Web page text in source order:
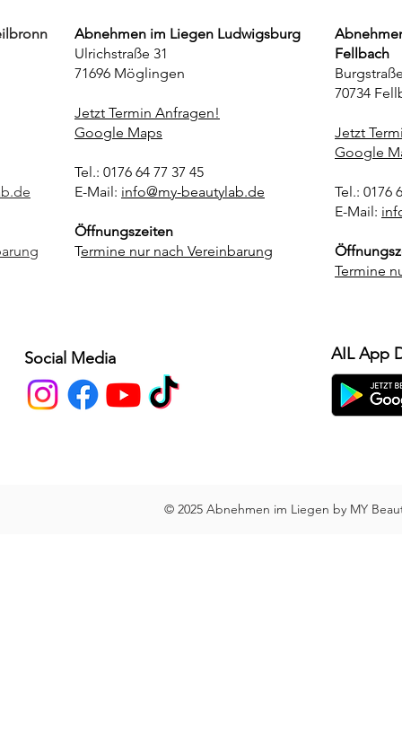
Abnehmen im Liegen Ludwigsburg
Ulrichstraße 31
71696 Möglingen
Jetzt Termin Anfragen!
Google Maps
Tel.: 0176 64 77 37 45
E-Mail: info@my-beautylab.de
Öffnungszeiten
Termine nur nach Vereinbarung
Fellbach
70734
Jetzt
Google
Tel.: 0176
E-Mail:
Termine
Social Media AIL App
© 2025 Abnehmen im Liegen by MY